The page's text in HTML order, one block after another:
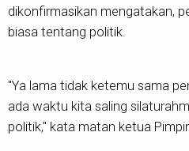
dikonfirmasikan mengatakan,
biasa tentang politik.
"Ya lama tidak ketemu sama
ada waktu kita saling
politik," kata matan ketua